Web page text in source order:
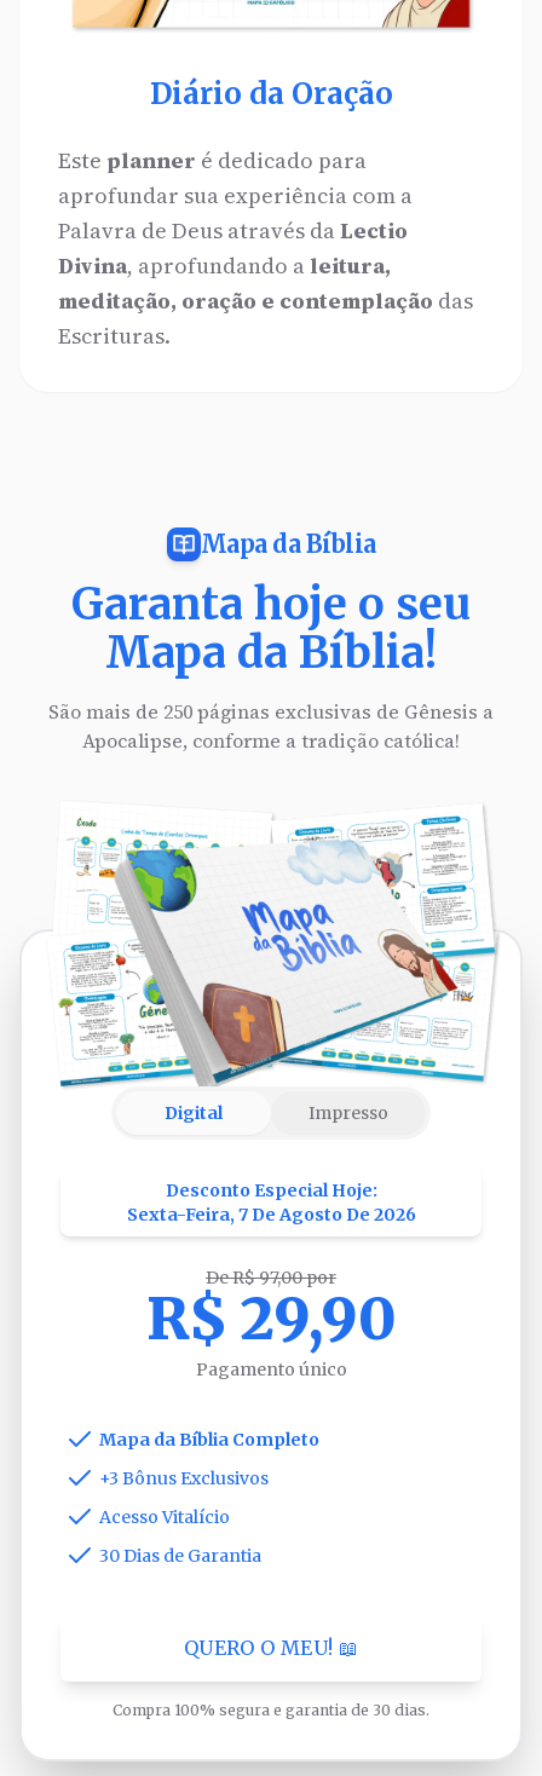
Diário da Oração
Este planner é dedicado para
aprofundar sua experiência com a
Palavra de Deus através daLectio
Divina, aprofundando a leitura,
meditação, oração e contemplação das
Escrituras.
Mapa da Bíblia
Garanta hoje o seu
Mapa da Bíblia!
São mais de 250 páginas exclusivas de Gênesis a
Apocalipse, conforme a tradição católica!
Digital Impresso
Desconto Especial Hoje:
Sexta-Feira, 7 De Agosto De 2026
De R$ 97,00 por
R$ 29,90
Pagamento único
Mapa da Bíblia Completo
+3 Bônus Exclusivos
Acesso Vitalício
30 Dias de Garantia
QUERO O MEU! 📖
Compra 100% segura e garantia de 30 dias.